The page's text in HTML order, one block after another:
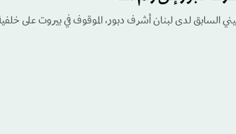
السابق لدى لبنان أشرف دبور، الموقوف في بيروت على